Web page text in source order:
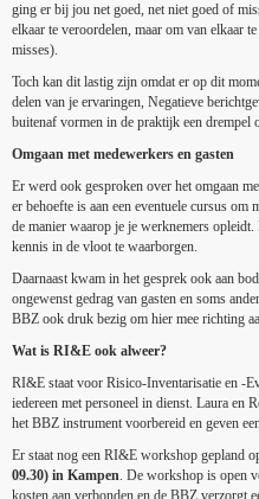
ging er bij jou net goed, net niet goed of
elkaar te veroordelen, maar om van elkaar
misses).
Toch kan dit lastig zijn omdat er op dit
delen van je ervaringen, Negatieve
buitenaf vormen in de praktijk een drempel
Omgaan met medewerkers en gasten
Er werd ook gesproken over het omgaan
er behoefte is aan een eventuele cursus
de manier waarop je je werknemers
kennis in de vloot te waarborgen.
Daarnaast kwam in het gesprek ook aan
ongewenst gedrag van gasten en soms
BBZ ook druk bezig om hier mee richting
Wat is RI&E ook alweer?
RI&E staat voor Risico-Inventarisatie en -
iedereen met personeel in dienst. Laura en
het BBZ instrument voorbereid en geven
Er staat nog een RI&E workshop gepland
09.30) in Kampen. De workshop is open